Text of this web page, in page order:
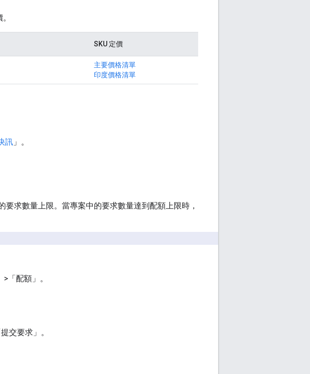
SKU 定價
主要價格清單
印度價格清單
訊 」。
求數量上限。當專案中的要求數量達到配額上限時，
「配額」 。
交要求」 。